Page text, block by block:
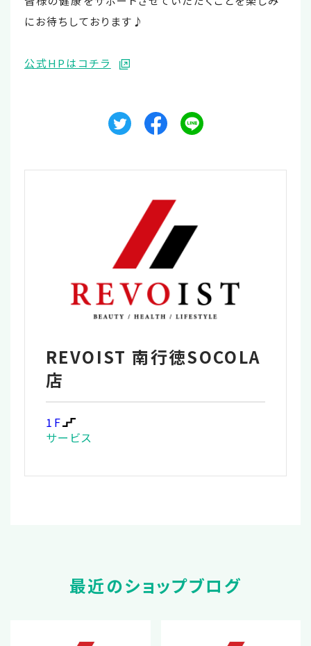
にお待ちしております♪
公式HPはコチラ
REVOIST 南行徳SOCOLA
店
1F
サービス
最近のショップブログ